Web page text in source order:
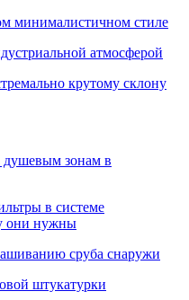
минималистичном стиле
атмосферой
крутому склону
душевым зонам в
в системе
они нужны
сруба снаружи
штукатурки